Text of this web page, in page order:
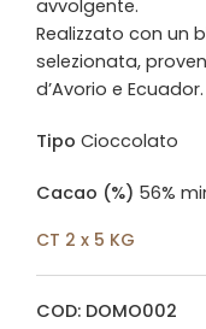
avvolgente.
Realizzato con un
selezionata,
d’Avorio e Ecuador.
Tipo Cioccolato
Cacao (%) 56%
CT 2 x 5 KG
COD: DOMO002